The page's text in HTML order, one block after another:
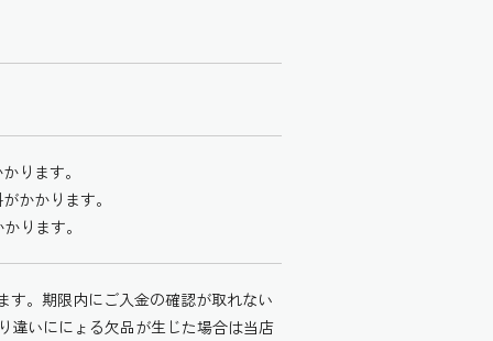
ります。
かかります。
ります。
す。期限内にご入金の確認が取れない
違いににょる欠品が生じた場合は当店